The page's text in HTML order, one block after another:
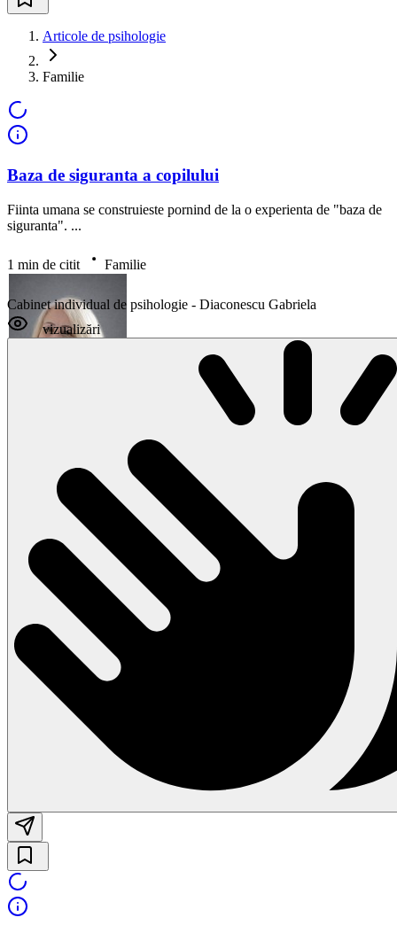
Articole de psihologie
Familie
Baza de siguranta a copilului
Fiinta umana se construieste pornind de la o experienta de "baza de
siguranta". ...
1 min de citit Familie
Cabinet individual de psihologie - Diaconescu Gabriela
vizualizări